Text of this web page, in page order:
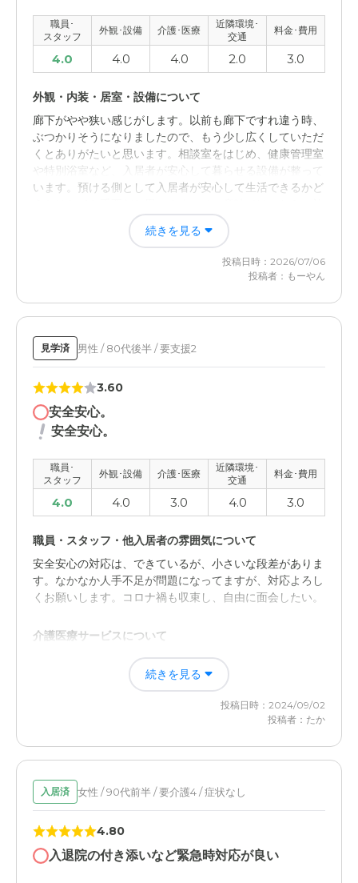
職員･
スタッフ
外観･設備 介護･医療
近隣環境･
交通
料金･費用
4.0 4.0 4.0 2.0 3.0
外観・内装・居室・設備について
廊下がやや狭い感じがします。以前も廊下ですれ違う時、
ぶつかりそうになりましたので、もう少し広くしていただ
くとありがたいと思います。相談室をはじめ、健康管理室
や特別浴室など、入居者が安心して暮らせる設備が整って
います。預ける側として入居者が安心して生活できるかど
設はそれなりに設備が整っていますので、安心できる施設
続きを見る
投稿日時：2026/07/06
投稿者：もーやん
見学済 男性 / 80代後半 / 要支援2
3.60
安全安心。
安全安心。
職員･
スタッフ
外観･設備 介護･医療
近隣環境･
交通
料金･費用
4.0 4.0 3.0 4.0 3.0
職員・スタッフ・他入居者の雰囲気について
安全安心の対応は、できているが、小さいな段差がありま
す。なかなか人手不足が問題になってますが、対応よろし
くお願いします。コロナ禍も収束し、自由に面会したい。
介護医療サービスについて
安全安心が対応ができている。スタッフの笑顔の対応も良
かった。エレベーターの暗証番号対応もなるほど思いまし
た。徘徊防止ができている。
続きを見る
投稿日時：2024/09/02
投稿者：たか
入居済 女性 / 90代前半 / 要介護4 / 症状なし
4.80
入退院の付き添いなど緊急時対応が良い